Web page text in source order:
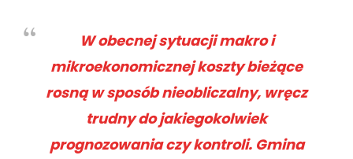
W obecnej sytuacji makro i
mikroekonomicznej koszty bieżące
rosną w sposób nieobliczalny, wręcz
trudny do jakiegokolwiek
prognozowania czy kontroli. Gmina